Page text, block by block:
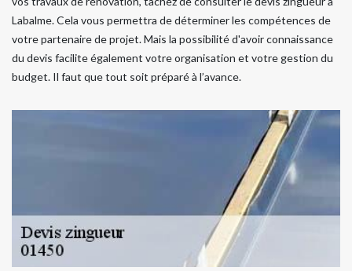
Labalme. Cela vous permettra de déterminer les compétences de
votre partenaire de projet. Mais la possibilité d'avoir connaissance
du devis facilite également votre organisation et votre gestion du
budget. Il faut que tout soit préparé à l’avance.